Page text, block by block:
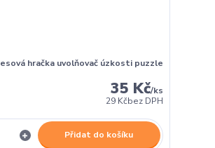
hračka uvolňovač úzkosti puzzle
35 Kč/ks
29 Kčbez DPH
Přidat do košíku